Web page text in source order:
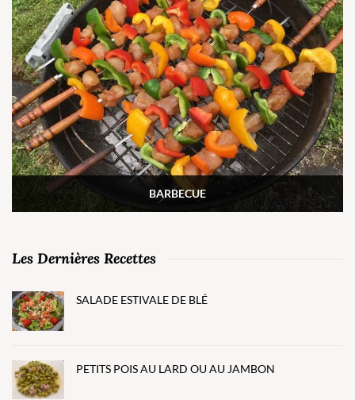
BARBECUE
Les Dernières Recettes
SALADE ESTIVALE DE BLÉ
PETITS POIS AU LARD OU AU JAMBON